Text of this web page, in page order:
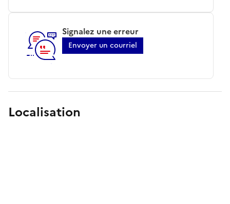
Signalez une erreur
Envoyer un courriel
Localisation